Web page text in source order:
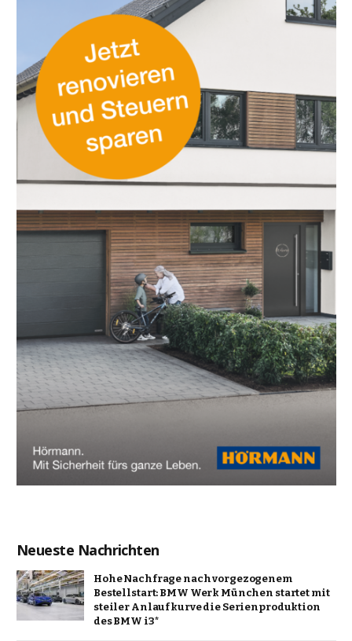
Neueste Nachrichten
Hohe Nachfrage nach vorgezogenem
Bestellstart: BMW Werk München startet mit
steiler Anlaufkurve die Serienproduktion
des BMW i3*